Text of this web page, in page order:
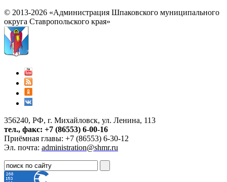
© 2013-2026 «Администрация Шпаковского муниципального
округа Ставропольского края»
356240, РФ, г. Михайловск, ул. Ленина, 113
тел., факс: +7 (86553) 6-00-16
Приёмная главы: +7 (86553) 6-30-12
Эл. почта: administration@shmr.ru